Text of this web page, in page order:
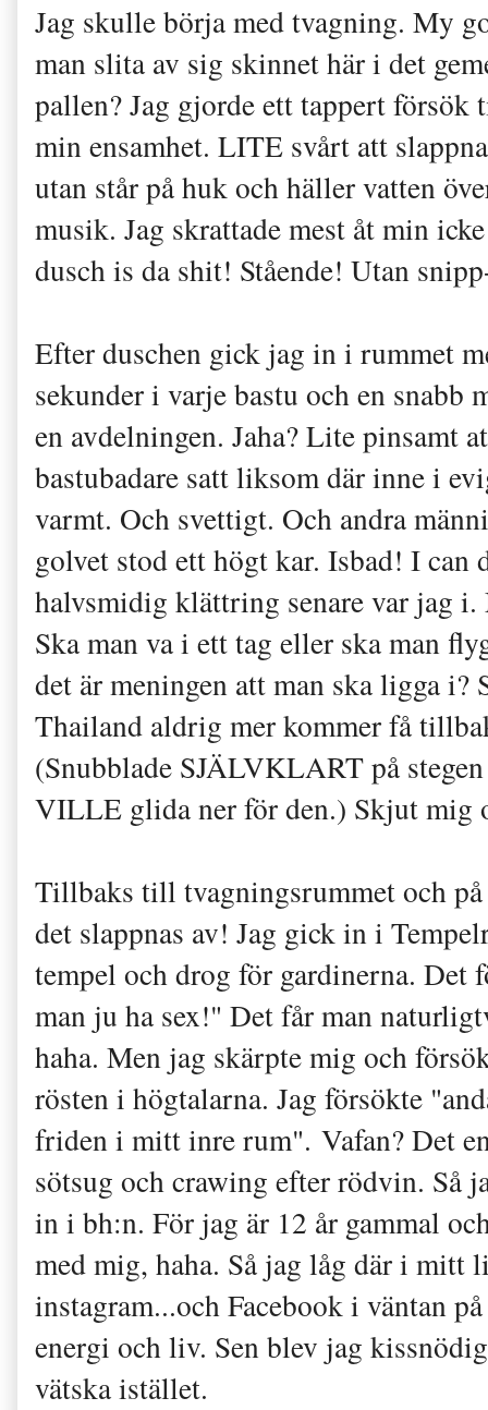
Jag skulle börja med tvagning. My
man slita av sig skinnet här i det
pallen? Jag gjorde ett tappert
min ensamhet. LITE svårt att
utan står på huk och häller vatten
musik. Jag skrattade mest åt min
dusch is da shit! Stående! Utan
Efter duschen gick jag in i rummet
sekunder i varje bastu och en snabb
en avdelningen. Jaha? Lite pinsamt
bastubadare satt liksom där inne i
varmt. Och svettigt. Och andra
golvet stod ett högt kar. Isbad! I can
halvsmidig klättring senare var jag
Ska man va i ett tag eller ska man
det är meningen att man ska ligga
Thailand aldrig mer kommer få
(Snubblade SJÄLVKLART på
VILLE glida ner för den.) Skjut mig
Tillbaks till tvagningsrummet och
det slappnas av! Jag gick in i
tempel och drog för gardinerna. Det
man ju ha sex!" Det får man
haha. Men jag skärpte mig och
rösten i högtalarna. Jag försökte
friden i mitt inre rum". Vafan? Det
sötsug och crawing efter rödvin. Så
in i bh:n. För jag är 12 år gammal
med mig, haha. Så jag låg där i mitt
instagram...och Facebook i väntan
energi och liv. Sen blev jag
vätska istället.